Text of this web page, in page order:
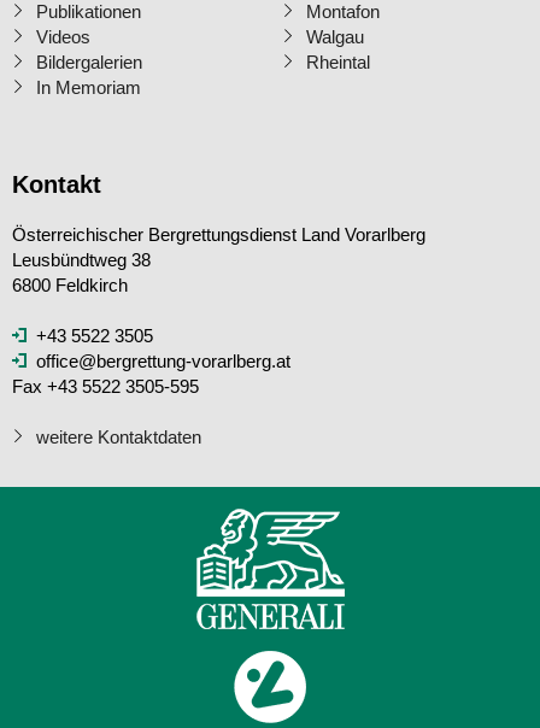
Publikationen
Videos
Bildergalerien
In Memoriam
Montafon
Walgau
Rheintal
Kontakt
Österreichischer Bergrettungsdienst Land Vorarlberg
Leusbündtweg 38
6800 Feldkirch
+43 5522 3505
office@bergrettung-vorarlberg.at
Fax +43 5522 3505-595
weitere Kontaktdaten